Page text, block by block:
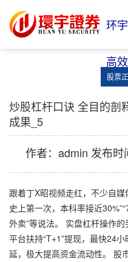
环
高
股票
炒股杠杆口诀 全目的剖
成果_5
作者：admin 发布时
跟着丁X昭视频走红，不少自
史上第一次，本科率接近
外卖”等说法。 实盘杠杆操作
平台扶持“T+1”提现，最快24
延，极大提高资金流动性。 股